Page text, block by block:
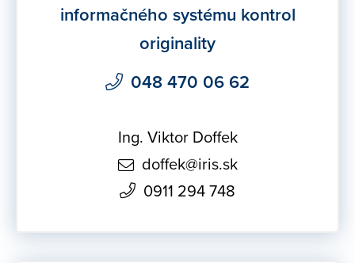
informačného systému kontrol
originality
048 470 06 62
Ing. Viktor Doffek
doffek@iris.sk
0911 294 748